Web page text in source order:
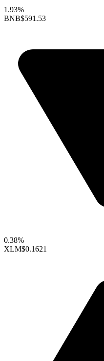
1.93%
BNB$591.53
0.38%
XLM$0.1621